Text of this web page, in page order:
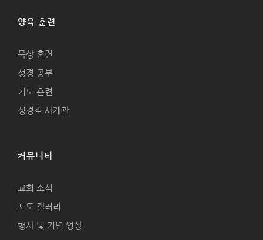
양육 훈련
묵상 훈련
성경 공부
기도 훈련
성경적 세계관
커뮤니티
교회 소식
포토 갤러리
행사 및 기념 영상